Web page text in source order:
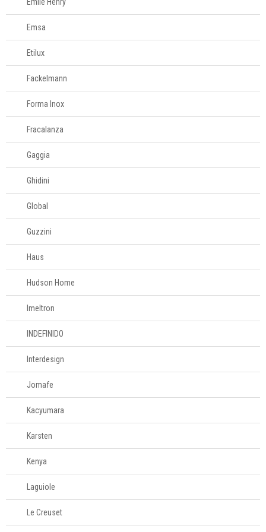
996581061
Televendas
61
996588122
Emsa
Etilux
Fackelmann
Forma Inox
Fracalanza
Gaggia
Ghidini
Global
Guzzini
Haus
Hudson Home
Imeltron
INDEFINIDO
Interdesign
Jomafe
Kacyumara
Karsten
Kenya
Laguiole
Le Creuset